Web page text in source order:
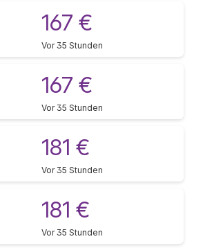
167 €
Vor 35 Stunden
167 €
Vor 35 Stunden
181 €
Vor 35 Stunden
181 €
Vor 35 Stunden